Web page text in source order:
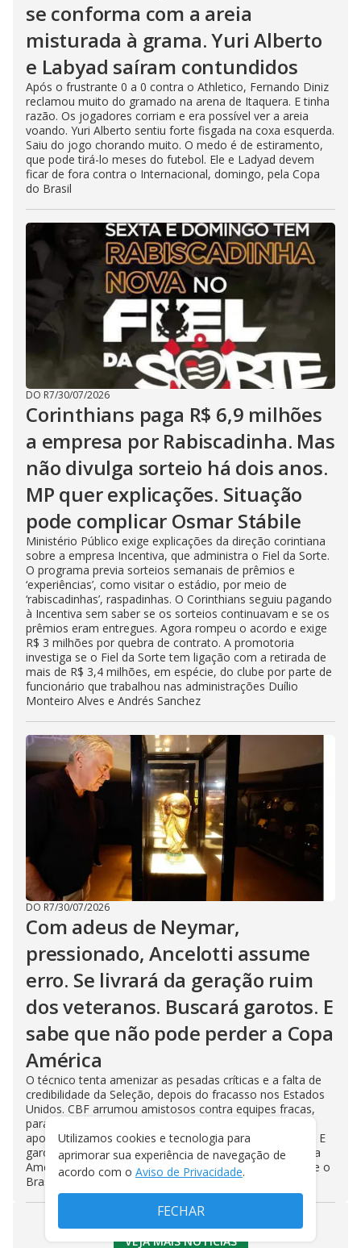
se conforma com a areia
misturada à grama. Yuri Alberto
e Labyad saíram contundidos
Após o frustrante 0 a 0 contra o Athletico, Fernando Diniz
reclamou muito do gramado na arena de Itaquera. E tinha
razão. Os jogadores corriam e era possível ver a areia
voando. Yuri Alberto sentiu forte fisgada na coxa esquerda.
Saiu do jogo chorando muito. O medo é de estiramento,
que pode tirá-lo meses do futebol. Ele e Ladyad devem
ficar de fora contra o Internacional, domingo, pela Copa
do Brasil
DO R7/30/07/2026
Corinthians paga R$ 6,9 milhões
a empresa por Rabiscadinha. Mas
não divulga sorteio há dois anos.
MP quer explicações. Situação
pode complicar Osmar Stábile
Ministério Público exige explicações da direção corintiana
sobre a empresa Incentiva, que administra o Fiel da Sorte.
O programa previa sorteios semanais de prêmios e
‘experiências’, como visitar o estádio, por meio de
‘rabiscadinhas’, raspadinhas. O Corinthians seguiu pagando
à Incentiva sem saber se os sorteios continuavam e se os
prêmios eram entregues. Agora rompeu o acordo e exige
R$ 3 milhões por quebra de contrato. A promotoria
investiga se o Fiel da Sorte tem ligação com a retirada de
mais de R$ 3,4 milhões, em espécie, do clube por parte de
funcionário que trabalhou nas administrações Duílio
Monteiro Alves e Andrés Sanchez
DO R7/30/07/2026
Com adeus de Neymar,
pressionado, Ancelotti assume
erro. Se livrará da geração ruim
dos veteranos. Buscará garotos. E
sabe que não pode perder a Copa
América
O técnico tenta amenizar as pesadas críticas e a falta de
credibilidade da Seleção, depois do fracasso nos Estados
Unidos. CBF arrumou amistosos contra equipes fracas,
para dar confiança ao ‘novo time’. E Ancelotti promete
apostar muito mais em jogadores que atuam no Brasil. E
garotos. Para amenizar o ambiente, a meta será a Copa
América de 2028. Com risco até de sua permanência, se o
Brasil perder
VEJA MAIS NOTÍCIAS
Utilizamos cookies e tecnologia para
aprimorar sua experiência de navegação de
acordo com o Aviso de Privacidade.
FECHAR